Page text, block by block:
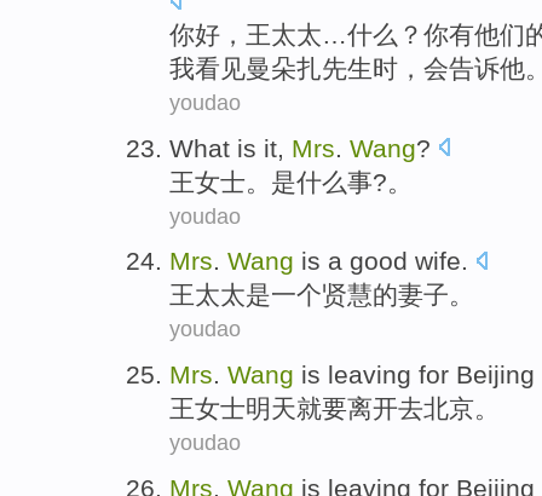
你好 ， 王太太…什么 ？ 你有他们
我看见曼朵扎先生时 ， 会告诉他
youdao
What is it, Mrs Wang?
王女士。 是什么事?。
youdao
Mrs. Wang is a good wife.
王太太是一个贤慧的妻子。
youdao
Mrs. Wang is leaving for Beijing
王女士明天就要离开去北京。
youdao
Mrs. Wang is leaving for Beijing